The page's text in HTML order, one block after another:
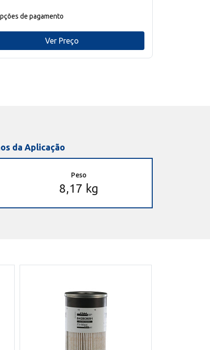
de pagamento
Ver Preço
da Aplicação
Peso
8,17 kg